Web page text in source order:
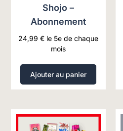
Shojo –
Abonnement
24,99€ le 5e de chaque
mois
Ajouter au panier